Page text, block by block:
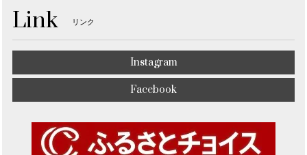
Link リンク
Instagram
Facebook